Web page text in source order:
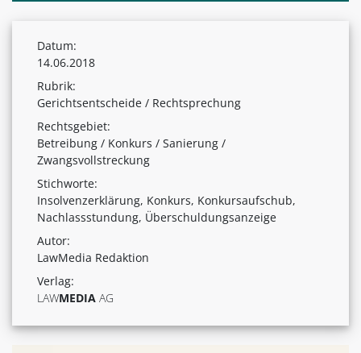
Datum:
14.06.2018
Rubrik:
Gerichtsentscheide / Rechtsprechung
Rechtsgebiet:
Betreibung / Konkurs / Sanierung /
Zwangsvollstreckung
Stichworte:
Insolvenzerklärung, Konkurs, Konkursaufschub,
Nachlassstundung, Überschuldungsanzeige
Autor:
LawMedia Redaktion
Verlag:
LAWMEDIA AG